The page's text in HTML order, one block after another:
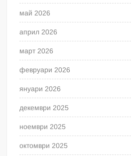
май 2026
април 2026
март 2026
февруари 2026
януари 2026
декември 2025
ноември 2025
октомври 2025